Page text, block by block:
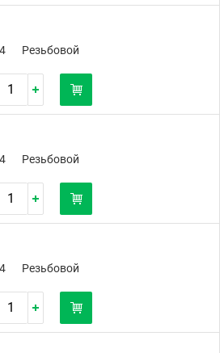
Резьбовой
Резьбовой
Резьбовой